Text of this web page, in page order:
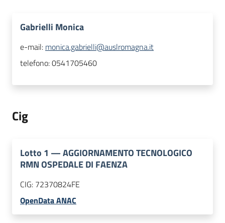
Gabrielli Monica
e-mail: monica.gabrielli@auslromagna.it
telefono:0541705460
Cig
Lotto 1 —AGGIORNAMENTO TECNOLOGICO
RMN OSPEDALE DI FAENZA
CIG: 72370824FE
OpenData ANAC